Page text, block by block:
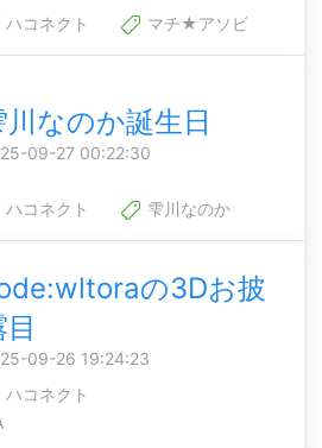
ハコネクト マチ★アソビ
川なのか誕生日
09-27 00:22:30
ハコネクト 雫川なのか
の3Dお披
目
09-26 19:24:23
ハコネクト